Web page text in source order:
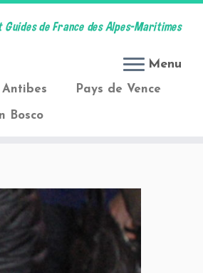
de France des Alpes-Maritimes
Menu
Antibes Pays de Vence
Bosco